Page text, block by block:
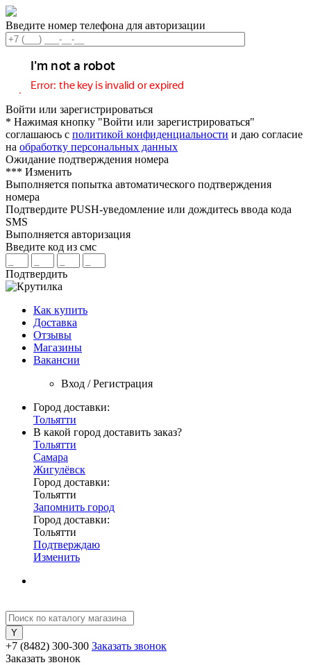
Введите номер телефона для авторизации
Войти или зарегистрироваться
* Нажимая кнопку "Войти или зарегистрироваться"
соглашаюсь с политикой конфиденциальности и даю согласие
на обработку персональных данных
Ожидание подтверждения номера
*** Изменить
Выполняется попытка автоматического подтверждения
номера
Подтвердите PUSH-уведомление или дождитесь ввода кода
SMS
Выполняется авторизация
Введите код из смс
Подтвердить
Как купить
Доставка
Отзывы
Магазины
Вакансии
Вход / Регистрация
Город доставки:
Тольятти
В какой город доставить заказ?
Тольятти
Самара
Жигулёвск
Город доставки:
Тольятти
Запомнить город
Город доставки:
Тольятти
Подтверждаю
Изменить
+7 (8482) 300-300 Заказать звонок
Заказать звонок